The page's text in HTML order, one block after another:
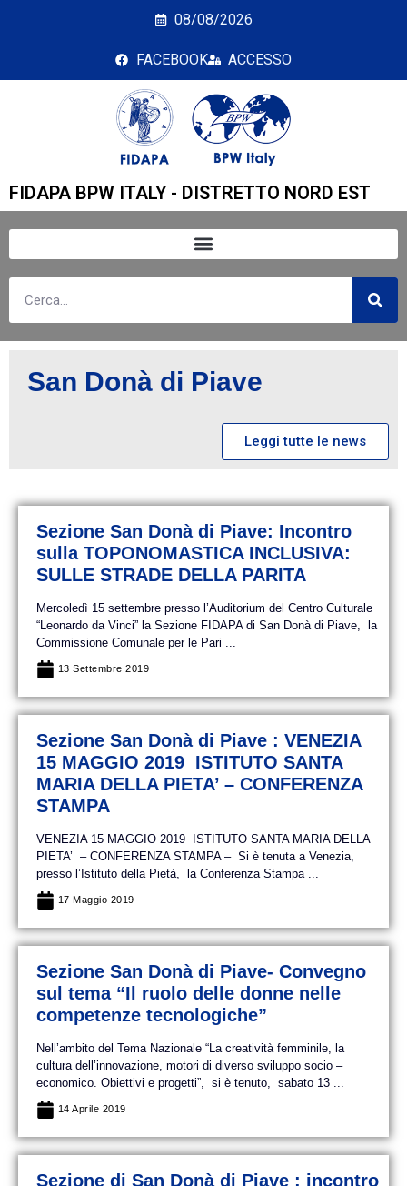
San Donà di Piave
08/08/2026
FACEBOOK ACCESSO
FIDAPA BPW ITALY - DISTRETTO NORD EST
San Donà di Piave
Leggi tutte le news
Sezione San Donà di Piave: Incontro
sulla TOPONOMASTICA INCLUSIVA:
SULLE STRADE DELLA PARITA
Mercoledì 15 settembre presso l’Auditorium del Centro Culturale
“Leonardo da Vinci” la Sezione FIDAPA di San Donà di Piave, la
Commissione Comunale per le Pari ...
13 Settembre 2019
Sezione San Donà di Piave : VENEZIA
15 MAGGIO 2019 ISTITUTO SANTA
MARIA DELLA PIETA’ – CONFERENZA
STAMPA
VENEZIA 15 MAGGIO 2019 ISTITUTO SANTA MARIA DELLA
PIETA’ – CONFERENZA STAMPA – Si è tenuta a Venezia,
presso l’Istituto della Pietà, la Conferenza Stampa ...
17 Maggio 2019
Sezione San Donà di Piave- Convegno
sul tema “Il ruolo delle donne nelle
competenze tecnologiche”
Nell’ambito del Tema Nazionale “La creatività femminile, la
cultura dell’innovazione, motori di diverso sviluppo socio –
economico. Obiettivi e progetti”, si è tenuto, sabato 13 ...
14 Aprile 2019
Sezione di San Donà di Piave : incontro